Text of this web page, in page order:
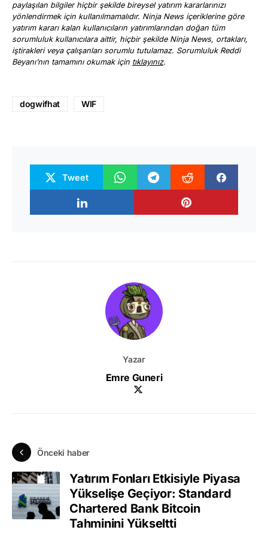
paylaşılan bilgiler hiçbir şekilde bireysel yatırım kararlarınızı
yönlendirmek için kullanılmamalıdır. Ninja News içeriklerine göre
yatırım kararı kalan kullanıcıların yatırımlarından doğan tüm
sorumluluk kullanıcılara aittir, hiçbir şekilde Ninja News, ortakları,
iştirakleri veya çalışanları sorumlu tutulamaz. Sorumluluk Reddi
Beyanı’nın tamamını okumak için tıklayınız.
dogwifhat WIF
Tweet
Yazar
Emre Guneri
Önceki haber
Yatırım Fonları Etkisiyle Piyasa
Yükselişe Geçiyor: Standard
Chartered Bank Bitcoin
Tahminini Yükseltti